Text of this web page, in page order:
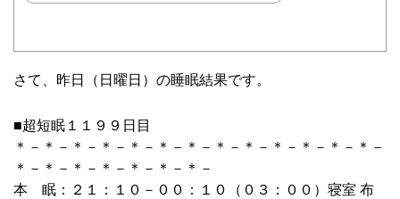
さて、昨日（日曜日）の睡眠結果です。
■超短眠１１９９日目
＊－＊－＊－＊－＊－＊－＊－＊－＊－＊－＊－＊－＊－
＊－＊－＊－＊－＊－＊－＊－
本 眠：２１：１０－００：１０（０３：００）寝室 布